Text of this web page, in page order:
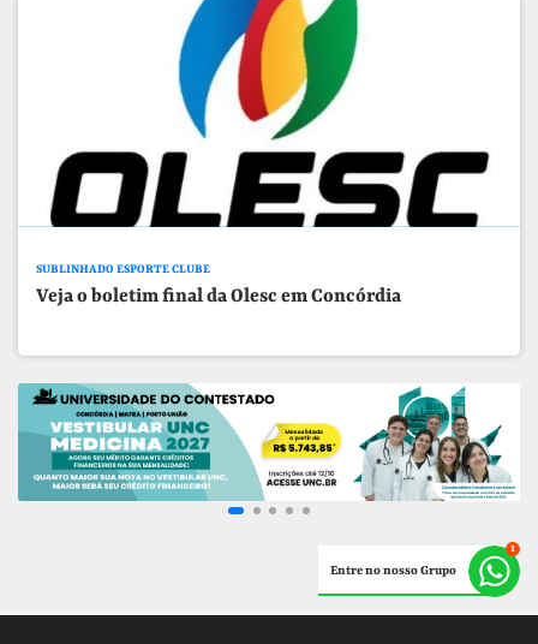
SUBLINHADO ESPORTE CLUBE
Veja o boletim final da Olesc em Concórdia
Entre no nosso Grupo